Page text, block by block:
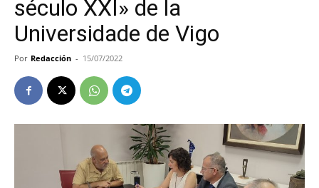
século XXI» de la
Universidade de Vigo
Por Redacción - 15/07/2022